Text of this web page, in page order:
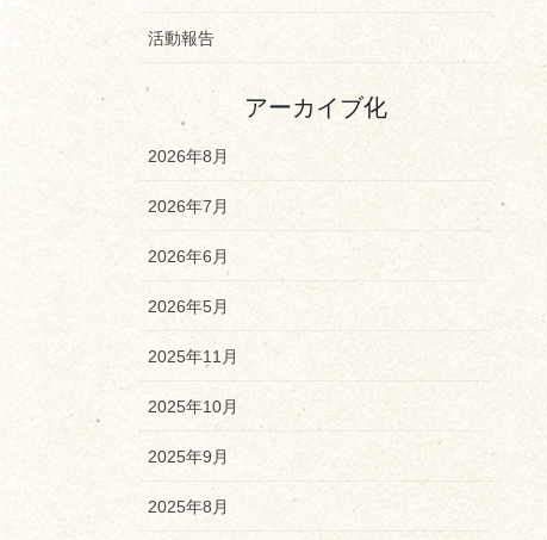
活動報告
アーカイブ化
2026年8月
2026年7月
2026年6月
2026年5月
2025年11月
2025年10月
2025年9月
2025年8月